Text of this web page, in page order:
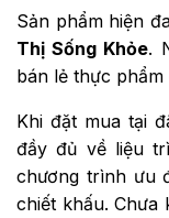
Sản phẩm hiện
Thị Sống Khỏe.
bán lẻ thực
Khi đặt mua tại
đầy đủ về liệu
chương trình ưu
chiết khấu. Chưa